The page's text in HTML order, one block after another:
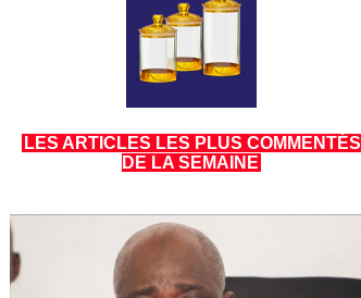
LES ARTICLES LES PLUS COMMENTÉS
DE LA SEMAINE